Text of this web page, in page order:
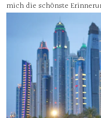
mich die schönste